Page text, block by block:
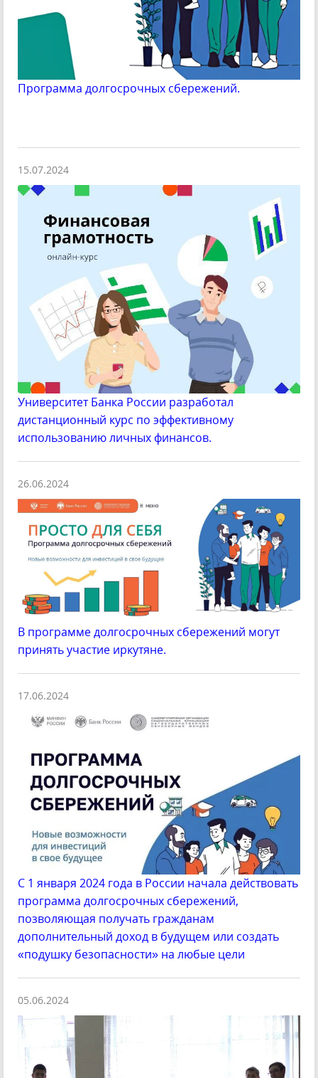
Программа долгосрочных сбережений.
15.07.2024
Университет Банка России разработал
дистанционный курс по эффективному
использованию личных финансов.
26.06.2024
В программе долгосрочных сбережений могут
принять участие иркутяне.
17.06.2024
C 1 января 2024 года в России начала действовать
программа долгосрочных сбережений,
позволяющая получать гражданам
дополнительный доход в будущем или создать
«подушку безопасности» на любые цели
05.06.2024